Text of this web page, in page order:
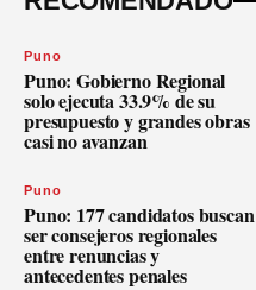
Puno
Puno: Gobierno Regional
solo ejecuta 33.9% de su
presupuesto y grandes obras
casi no avanzan
Puno
Puno: 177 candidatos buscan
ser consejeros regionales
entre renuncias y
antecedentes penales